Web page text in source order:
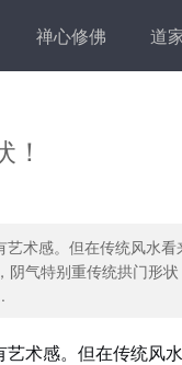
禅心修佛 道
术感。但在传统风水
气特别重传统拱门形
术感。但在传统风